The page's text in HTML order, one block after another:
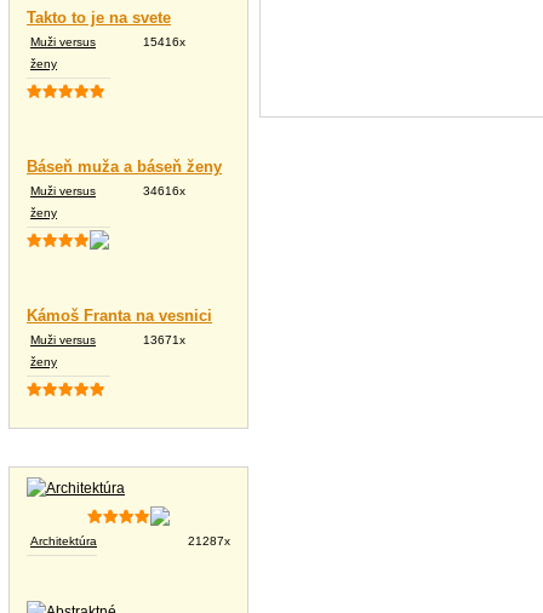
Takto to je na svete
Muži versus
ženy
15416x
Báseň muža a báseň ženy
Muži versus
ženy
34616x
Kámoš Franta na vesnici
Muži versus
ženy
13671x
Architektúra 21287x